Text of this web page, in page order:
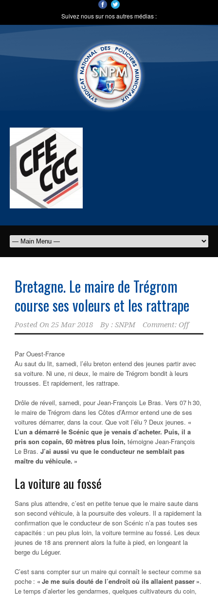
Suivez nous sur nos autres médias :
Bretagne. Le maire de Trégrom
course ses voleurs et les rattrape
Posted On 25 Mar 2018 By : SNPM Comment: Off
ParOuest-France
Au saut du lit, samedi, l’élu breton entend des jeunes partir avec
sa voiture. Ni une, ni deux, le maire de Trégrom bondit à leurs
trousses. Et rapidement, les rattrape.
Drôle de réveil, samedi, pour Jean-François Le Bras. Vers 07 h 30,
le maire de Trégrom dans les Côtes d’Armor entend une de ses
voitures démarrer, dans la cour. Que voit l’élu ? Deux jeunes. «
L’un a démarré le Scénic que je venais d’acheter. Puis, il a
pris son copain, 60 mètres plus loin, témoigne Jean-François
Le Bras. J’ai aussi vu que le conducteur ne semblait pas
maître du véhicule. »
La voiture au fossé
Sans plus attendre, c’est en petite tenue que le maire saute dans
son second véhicule, à la poursuite des voleurs. Il a rapidement la
confirmation que le conducteur de son Scénic n’a pas toutes ses
capacités : un peu plus loin, la voiture termine au fossé. Les deux
jeunes de 18 ans prennent alors la fuite à pied, en longeant la
berge du Léguer.
C’est sans compter sur un maire qui connaît le secteur comme sa
poche : « Je me suis douté de l’endroit où ils allaient passer ».
Le temps d’alerter les gendarmes, quelques cultivateurs du coin,